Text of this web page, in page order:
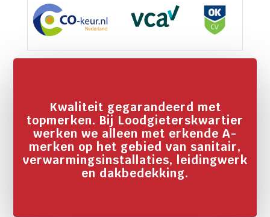
Kwaliteit gegarandeerd met
topmerken. Bij Loodgieterskwartier
werken we alleen met erkende A-
merken op het gebied van sanitair,
verwarmingsinstallaties, leidingwerk
en dakbedekking.